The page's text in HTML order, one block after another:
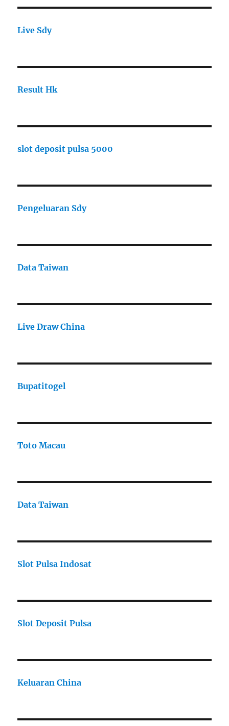
Live Sdy
Result Hk
slot deposit pulsa 5000
Pengeluaran Sdy
Data Taiwan
Live Draw China
Bupatitogel
Toto Macau
Data Taiwan
Slot Pulsa Indosat
Slot Deposit Pulsa
Keluaran China